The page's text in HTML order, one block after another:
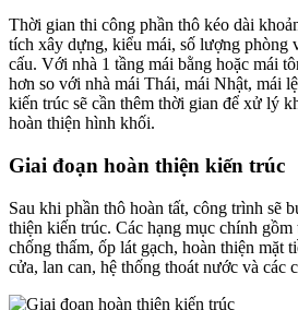
Thời gian thi công phần thô kéo dài
tích xây dựng, kiểu mái, số lượng phòng
cấu. Với nhà 1 tầng mái bằng hoặc mái
hơn so với nhà mái Thái, mái Nhật, mái
kiến trúc sẽ cần thêm thời gian để xử lý
hoàn thiện hình khối.
Giai đoạn hoàn thiện kiến trúc
Sau khi phần thô hoàn tất, công trình sẽ
thiện kiến trúc. Các hạng mục chính gồm
chống thấm, ốp lát gạch, hoàn thiện mặt
cửa, lan can, hệ thống thoát nước và các